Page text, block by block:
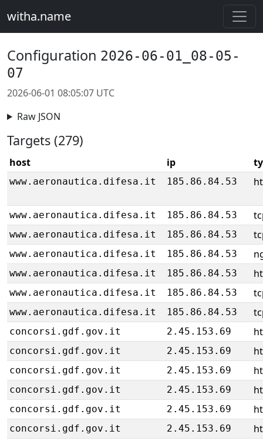
witha.name
Configuration 2026-06-01_08-05-
07
2026-06-01 08:05:07 UTC
Raw JSON
Targets (279)
host ip
www.aeronautica.difesa.it 185.86.84.53
www.aeronautica.difesa.it 185.86.84.53
www.aeronautica.difesa.it 185.86.84.53
www.aeronautica.difesa.it 185.86.84.53
www.aeronautica.difesa.it 185.86.84.53
www.aeronautica.difesa.it 185.86.84.53
www.aeronautica.difesa.it 185.86.84.53
concorsi.gdf.gov.it 2.45.153.69
concorsi.gdf.gov.it 2.45.153.69
concorsi.gdf.gov.it 2.45.153.69
concorsi.gdf.gov.it 2.45.153.69
concorsi.gdf.gov.it 2.45.153.69
concorsi.gdf.gov.it 2.45.153.69